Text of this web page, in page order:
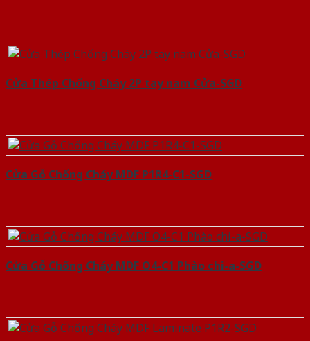
Cửa Thép Chống Cháy 2P tay nam Cửa-SGD
Cửa Gỗ Chống Cháy MDF P1R4-C1-SGD
Cửa Gỗ Chống Cháy MDF O4-C1 Phào chi-a-SGD